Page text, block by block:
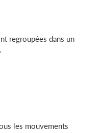
regroupées dans un
les mouvements